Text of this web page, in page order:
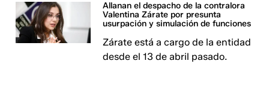
Allanan el despacho de la contralora
Valentina Zárate por presunta
usurpación y simulación de funciones
Zárate está a cargo de la entidad
desde el 13 de abril pasado.